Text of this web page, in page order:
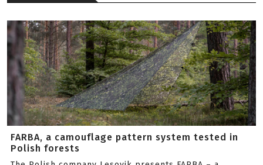
FARBA, a camouflage pattern system tested in
Polish forests